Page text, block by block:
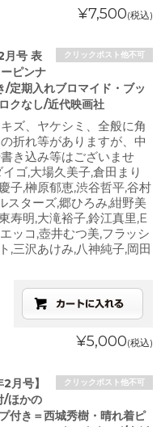
¥7,500(税込)
クリックポスト他不可
月号 表
ピンナ
/定期入れブロマイド・ブッ
クなし/近代映画社
ズ、ヤケシミ、全般に角
折れ等がありますが、中
き込み等はございませ
ゴ,大場久美子,倉田まり
子,榊原郁恵,渋谷哲平,谷村
スターズ,郷ひろみ,紺野美
寿明,大滝裕子,鈴江真里,E
ッコ,壺井むつ美,フラッシ
,三沢あけみ,八神純子,岡田
¥5,000(税込)
クリックポスト他不可
月号】
ほかの
付き＝西城秀樹・晴れ着ピ